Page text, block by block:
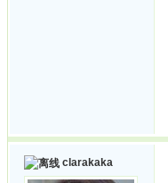
clarakaka